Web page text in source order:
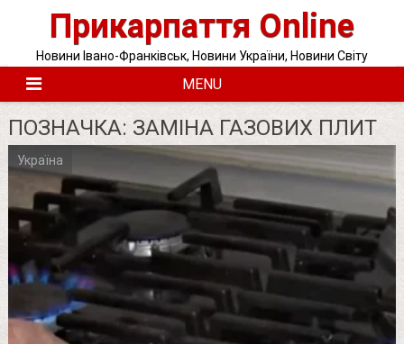
Прикарпаття Online
Новини Івано-Франківськ, Новини України, Новини Світу
MENU
ПОЗНАЧКА: ЗАМІНА ГАЗОВИХ ПЛИТ
Україна